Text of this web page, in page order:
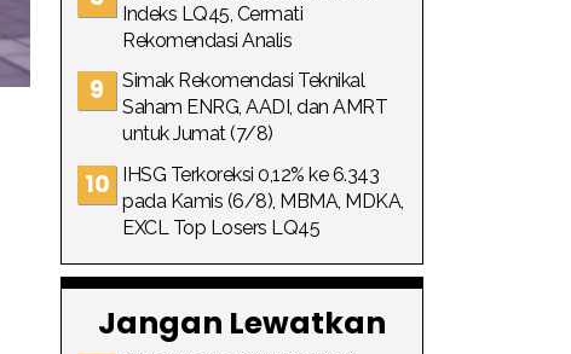
Indeks LQ45, Cermati
Rekomendasi Analis
Simak Rekomendasi Teknikal
Saham ENRG, AADI, dan AMRT
untuk Jumat (7/8)
IHSG Terkoreksi 0,12% ke 6.343
pada Kamis (6/8), MBMA, MDKA,
EXCL Top Losers LQ45
Jangan Lewatkan